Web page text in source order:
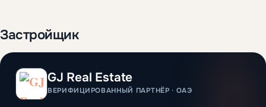
Застройщик
GJ Real Estate
ВЕРИФИЦИРОВАННЫЙ ПАРТНЁР · ОАЭ